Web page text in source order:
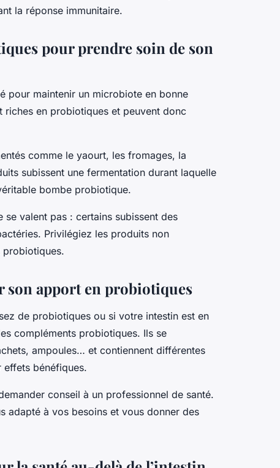
la réponse immunitaire.
pour prendre soin de son
pour maintenir un microbiote en bonne
riches en probiotiques et peuvent donc
comme le yaourt, les fromages, la
subissent une fermentation durant laquelle
bombe probiotique.
valent pas : certains subissent des
Privilégiez les produits non
probiotiques.
son apport en probiotiques
de probiotiques ou si votre intestin est en
compléments probiotiques. Ils se
ampoules… et contiennent différentes
effets bénéfiques.
conseil à un professionnel de santé.
adapté à vos besoins et vous donner des